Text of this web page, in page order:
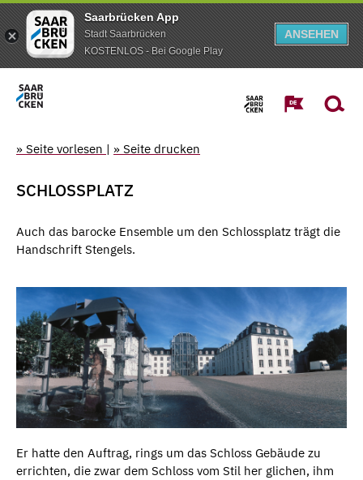
Saarbrücken App
Stadt Saarbrücken
KOSTENLOS - Bei Google Play
ANSEHEN
» Seite vorlesen | » Seite drucken
SCHLOSSPLATZ
Auch das barocke Ensemble um den Schlossplatz trägt die
Handschrift Stengels.
Er hatte den Auftrag, rings um das Schloss Gebäude zu
errichten, die zwar dem Schloss vom Stil her glichen, ihm